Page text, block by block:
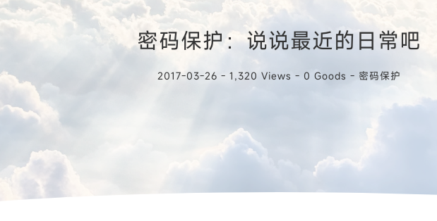
密码保护：说说最近的日常吧
2017-03-26 - 1,320 Views - 0 Goods - 密码保护